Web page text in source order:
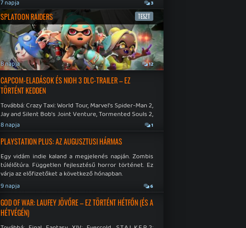
7 napja 3
SPLATOON RAIDERS TESZT
8 napja 12
CAPCOM-ELADÁSOK ÉS NIOH 3 DLC-TRAILER – EZ
TÖRTÉNT KEDDEN
Továbbá: Crazy Taxi: World Tour, Marvel's Spider-Man 2,
Jay and Silent Bob's Joint Venture, Tormented Souls 2,
No More Room in Hell, Slain 2: The Beast Within.
8 napja 1
PLAYSTATION PLUS: AZ AUGUSZTUSI HÁRMAS
Egy vidám indie kaland a megjelenés napján. Zombis
túlélőtúra. Független fejlesztésű horror történet. Ez
várja az előfizetőket a következő hónapban.
9 napja 6
GOD OF WAR: LAUFEY JÖVŐRE – EZ TÖRTÉNT HÉTFŐN (ÉS A
HÉTVÉGÉN)